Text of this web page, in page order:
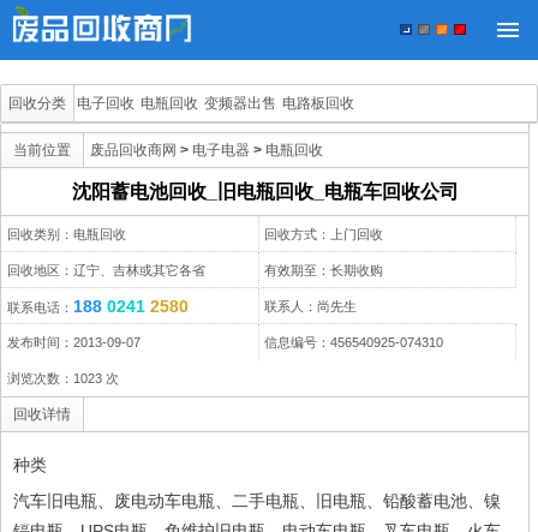
回收分类 电子回收 电瓶回收 变频器出售 电路板回收
当前位置 废品回收商网 > 电子电器 > 电瓶回收
沈阳蓄电池回收_旧电瓶回收_电瓶车回收公司
回收类别：电瓶回收 回收方式：上门回收
回收地区：辽宁、吉林或其它各省 有效期至：长期收购
联系电话： 188 0241 2580 联系人：尚先生
发布时间：2013-09-07 信息编号：456540925-074310
浏览次数： 1023 次
回收详情
种类
汽车旧电瓶、废电动车电瓶、二手电瓶、旧电瓶、铅酸蓄电池、镍